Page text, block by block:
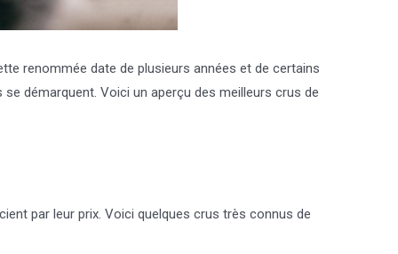
renommée date de plusieurs années et de certains
démarquent. Voici un aperçu des meilleurs crus de
par leur prix. Voici quelques crus très connus de